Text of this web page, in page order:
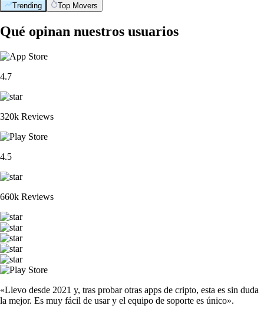
Trending Top Movers
Qué opinan nuestros usuarios
4.7
320k Reviews
4.5
660k Reviews
«Llevo desde 2021 y, tras probar otras apps de cripto, esta es sin duda
la mejor. Es muy fácil de usar y el equipo de soporte es único».